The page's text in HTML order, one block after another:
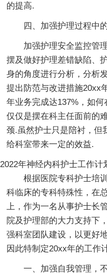
的提高.
四、加强护理过程中
加强护理安全监控管
摆及做好护理差错缺陷、
身的角度进行分析，分析
提出防范与改进措施20xx
年业务完成达137%，如
仅仅是摆在科主任面前的
颈.虽然护士只是陪衬，但
给科室带来一定的效益.
2022年神经内科护士工作计
根据医院专科护士培
科临床的专科特殊性，在
上，作为一名从事护士长
院及护理部的大力支持下
强科室团队建设，以更好
因此特制定20xx年的工作
一、加强自我管理，